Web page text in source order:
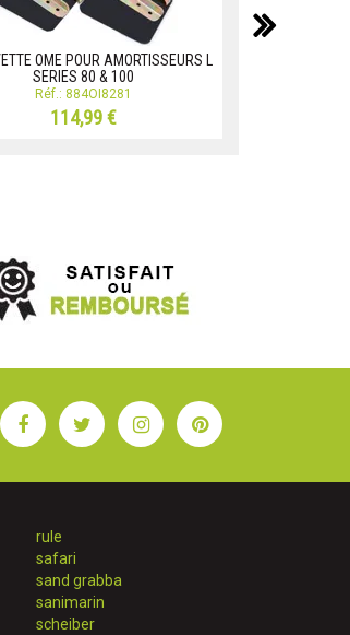
OME POUR AMORTISSEURS L
SERIES 80 & 100
Réf.: 884OI8281
114,99 €
FacebookTwitterInstagramPinterest
rule
safari
sand grabba
sanimarin
scheiber